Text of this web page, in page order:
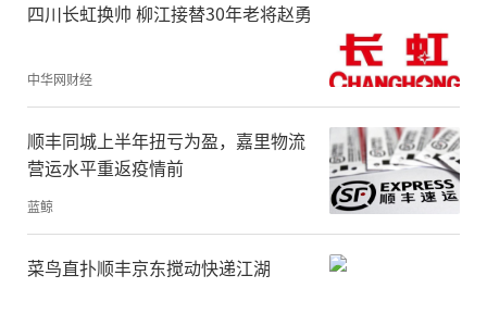
四川长虹换帅 柳江接替30年老将赵勇
中华网财经
顺丰同城上半年扭亏为盈，嘉里物流
营运水平重返疫情前
蓝鲸
菜鸟直扑顺丰京东搅动快递江湖